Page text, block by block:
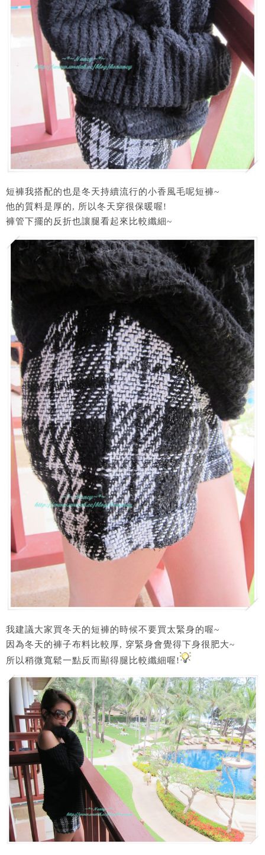
短褲我搭配的也是冬天持續流行的小香風毛呢短褲~
他的質料是厚的, 所以冬天穿很保暖喔!
褲管下擺的反折也讓腿看起來比較纖細~
我建議大家買冬天的短褲的時候不要買太緊身的喔~
因為冬天的褲子布料比較厚, 穿緊身會覺得下身很肥大~
所以稍微寬鬆一點反而顯得腿比較纖細喔!